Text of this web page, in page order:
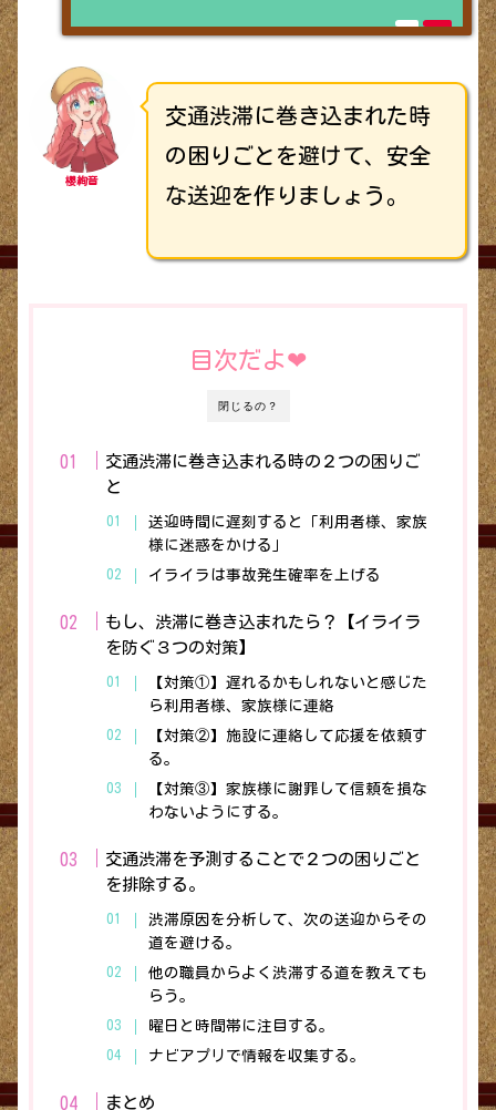
櫻絢音
交通渋滞に巻き込まれた時
の困りごとを避けて、安全
な送迎を作りましょう。
閉じるの？
目次だよ❤︎
交通渋滞に巻き込まれる時の２つの困りご
と
送迎時間に遅刻すると「利用者様、家族
様に迷惑をかける」
イライラは事故発生確率を上げる
もし、渋滞に巻き込まれたら？【イライラ
を防ぐ３つの対策】
【対策①】遅れるかもしれないと感じた
ら利用者様、家族様に連絡
【対策②】施設に連絡して応援を依頼す
る。
【対策③】家族様に謝罪して信頼を損な
わないようにする。
交通渋滞を予測することで２つの困りごと
を排除する。
渋滞原因を分析して、次の送迎からその
道を避ける。
他の職員からよく渋滞する道を教えても
らう。
曜日と時間帯に注目する。
ナビアプリで情報を収集する。
まとめ